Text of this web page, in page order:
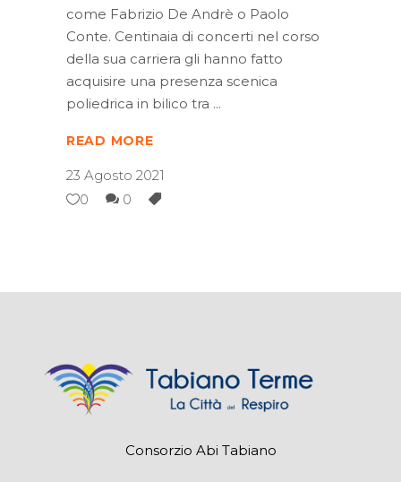
come Fabrizio De Andrè o Paolo
Conte. Centinaia di concerti nel corso
della sua carriera gli hanno fatto
acquisire una presenza scenica
poliedrica in bilico tra
READ MORE
23 Agosto 2021
0
0
Consorzio Abi Tabiano